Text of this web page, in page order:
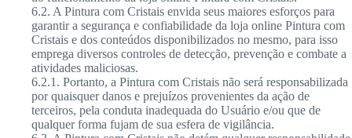
6.2. A Pintura com Cristais envida seus maiores esforços para
garantir a segurança e confiabilidade da loja online Pintura com
Cristais e dos conteúdos disponibilizados no mesmo, para isso
emprega diversos controles de detecção, prevenção e combate a
atividades maliciosas.
6.2.1. Portanto, a Pintura com Cristais não será responsabilizada
por quaisquer danos e prejuízos provenientes da ação de
terceiros, pela conduta inadequada do Usuário e/ou que de
qualquer forma fujam de sua esfera de vigilância.